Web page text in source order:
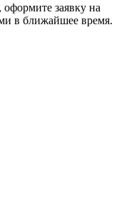
заявку на
в ближайшее время.